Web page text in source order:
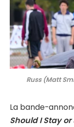
Russ (Matt
La bande-
Should I Stay or